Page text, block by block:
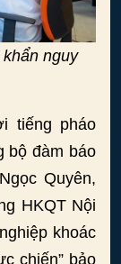
nguy
tiếng pháo
bộ đàm báo
Quyên,
HKQT Nội
khoác
chiến” bảo